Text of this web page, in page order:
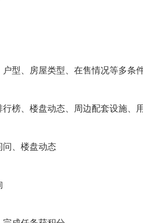
型、房屋类型、在售情况等多条
榜、楼盘动态、周边配套设施、
、楼盘动态